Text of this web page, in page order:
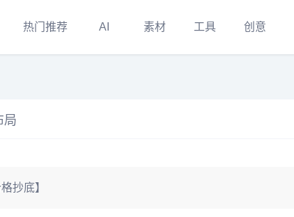
热门推荐 AI 素材 工具 创意
局
抄底】